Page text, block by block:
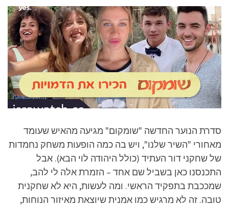
סדרת הנוער החדשה "שומקום" מגיעה מהאיש שעומד
מאחורי "השיר שלנו", ויש בה כמה הופעות משחק נחמדות
של שחקני דור העתיד (כולל היהודה לוי הבא). אבל
התכנסנו כאן בשביל שם אחד – הזמרת אלה לי להב,
שמככבת בתפקיד הראשי. ומה לעשות, היא לא שחקנית
טובה. זה לא מרגיש כמו אמנית שיוצאת מאיזור הנוחות,